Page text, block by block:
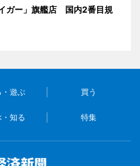
ガー」旗艦店 国内2番目規
・遊ぶ 買う
知る 特集